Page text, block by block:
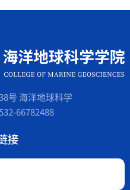
号 海洋地球科学
66782488
接